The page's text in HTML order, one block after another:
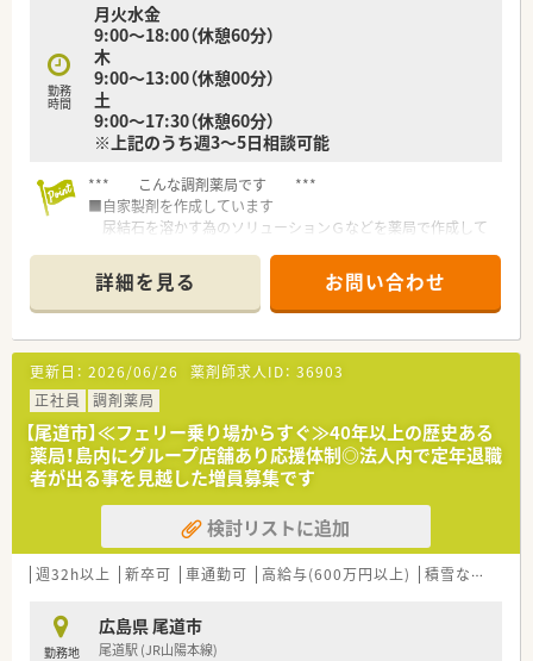
■今後の薬局発展に向けてスタッフ全員で知恵を出し合うなど、
前向きで活気のある雰囲気が広がっております。
【こんな方が活躍中】
■育児短時間勤務制度を活用しながら、ご家庭での子育てとお仕
事を上手に両立されている方が多数おります。
■充実した福利厚生や働きやすい環境に魅力を感じ、10年以上
■患者様一人ひとりと真摯に向き合い、かかりつけ薬剤師として
地域の皆様から信頼されている方が在籍しています。
勤務
時間
月火水金
9:00～18:00（休憩60分）
木
9:00～13:00（休憩00分）
土
9:00～17:30（休憩60分）
※上記のうち週3～5日相談可能
*** こんな調剤薬局です ***
■自家製剤を作成しています
尿結石を溶かす為のソリューションＧなどを薬局で作成して
■紫外線情報や皮膚が弱い方向けの化粧品なども取りそろえて
います。
■広島県内で店舗展開されている薬局です。
特に東部エリアに店舗がいくつかあるので、ヘルプ体制が整っ
ていること、
経験してみたい科目があれば、通勤範囲内での店舗異動も可能
です。
詳細を見る お問い合わせ
更新日： 2026/06/26 薬剤師求人ID： 36903
正社員
調剤薬局
【尾道市】≪フェリー乗り場からすぐ≫40年以上の歴史ある
薬局！島内にグループ店舗あり応援体制◎法人内で定年退職
者が出る事を見越した増員募集です
検討リストに追加
週32h以上 新卒可 車通勤可 高給与(600万円以上) 積雪なし
勤務地
広島県 尾道市
尾道駅 (JR山陽本線)